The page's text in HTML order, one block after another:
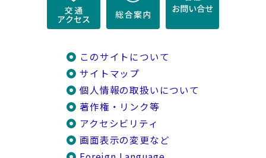
このサイトについて
サイトマップ
個人情報の取扱いについて
著作権・リンク等
アクセシビリティ
画面表示の変更など